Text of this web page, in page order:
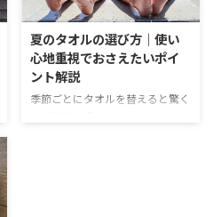
みると、実は違う製法で作られて
いるタオルもあるのです。 それ
が、「編みパイルのタオル」なの
です。 普通のタオルが織物なの
に対して、編み物の手法でパイル
を作ったタオルのことです。今回
夏のタオルの選び方｜使い
心地重視でおさえたいポイ
ント解説
季節ごとにタオルを替えると驚く